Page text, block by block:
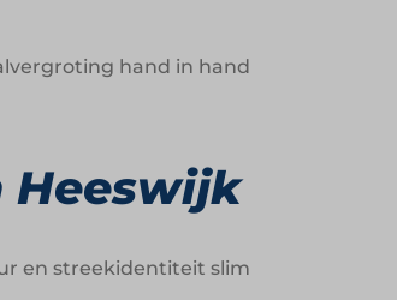
hand in hand
Heeswijk
en streekidentiteit slim